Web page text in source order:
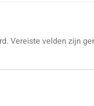
Vereiste velden zijn